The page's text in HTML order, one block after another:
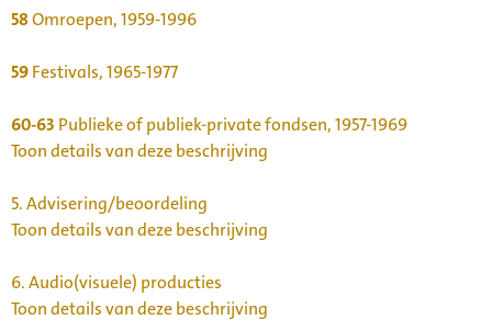
58Omroepen, 1959-1996
59Festivals, 1965-1977
60-63 Publieke of publiek-private fondsen, 1957-1969
Toon details van deze beschrijving
5.Advisering/beoordeling
Toon details van deze beschrijving
6.Audio(visuele) producties
Toon details van deze beschrijving